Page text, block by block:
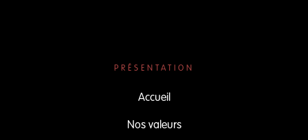
PRÉSENTATION
Accueil
Nos valeurs